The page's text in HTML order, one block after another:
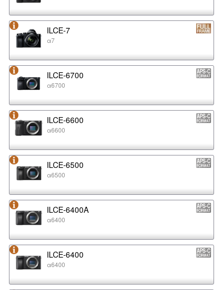
ILCE-7
α7
ILCE-6700
α6700
ILCE-6600
α6600
ILCE-6500
α6500
ILCE-6400A
α6400
ILCE-6400
α6400